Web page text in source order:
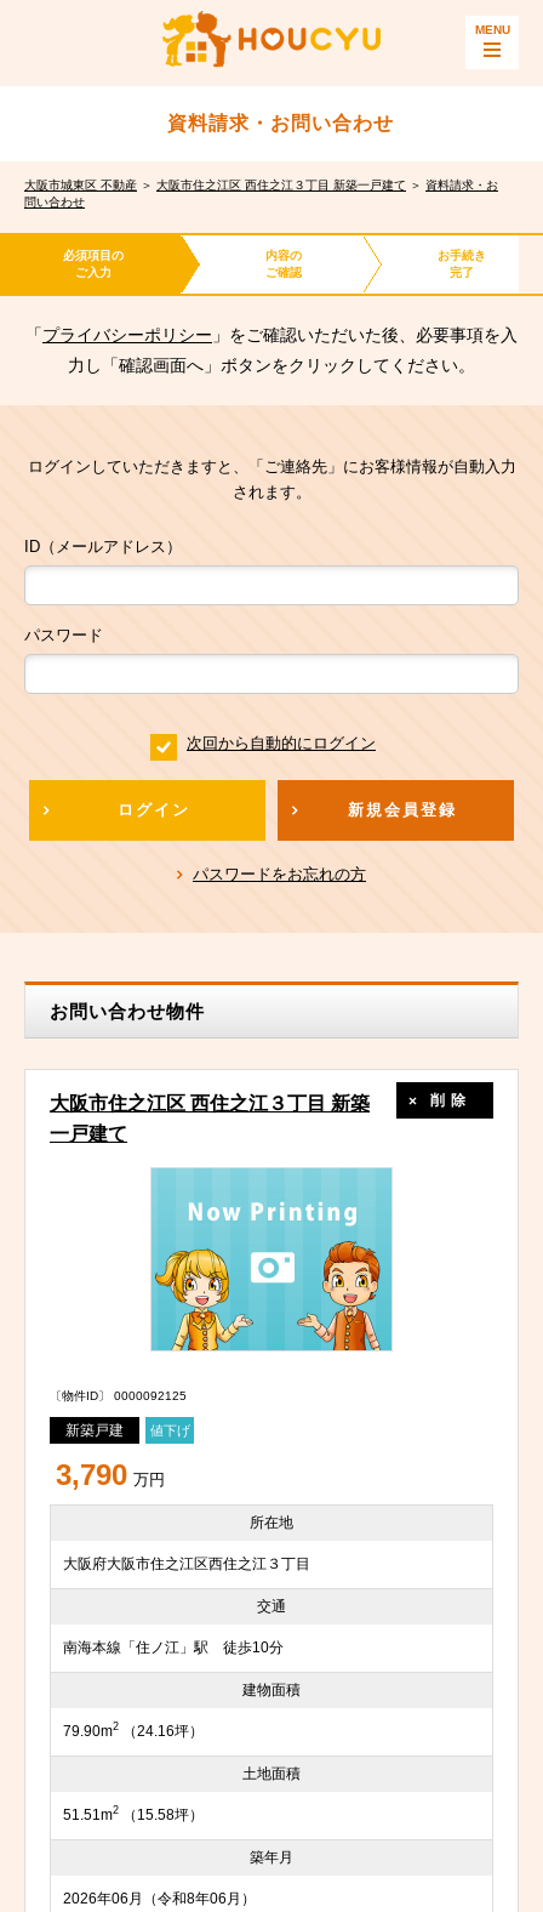
資料請求・お問い合わせ
大阪市城東区 不動産 ＞ 大阪市住之江区 西住之江３丁目 新築一戸建て ＞ 資料請求・お
問い合わせ
必須項目の
ご入力
内容の
ご確認
お手続き
完了
「プライバシーポリシー 」をご確認いただいた後、必要事項を入
力し「確認画面へ」ボタンをクリックしてください。
ログインしていただきますと、「ご連絡先」にお客様情報が自動入力
されます。
ID（メールアドレス）
パスワード
次回から自動的にログイン
ログイン 新規会員登録
パスワードをお忘れの方
お問い合わせ物件
大阪市住之江区 西住之江３丁目 新築
一戸建て
削除
〔物件ID〕 0000092125
新築戸建 値下げ
3,790 万円
所在地
大阪府大阪市住之江区西住之江３丁目
交通
南海本線「住ノ江」駅 徒歩10分
建物面積
79.90m2 （24.16坪）
土地面積
51.51m2 （15.58坪）
築年月
2026年06月（令和8年06月）